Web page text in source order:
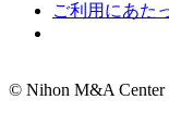
ご利用にあた
© Nihon M&A Center